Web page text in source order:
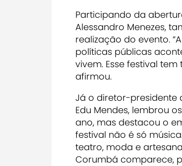
Participando da
Alessandro Menezes,
realização do evento.
políticas públicas
vivem. Esse festival
afirmou.
Já o diretor-presidente
Edu Mendes, lembrou
ano, mas destacou o
festival não é só
teatro, moda e
Corumbá comparece,